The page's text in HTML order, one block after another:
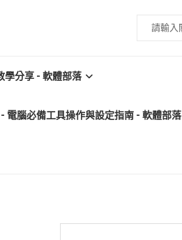
學分享 - 軟體部落
電腦必備工具操作與設定指南 - 軟體部落